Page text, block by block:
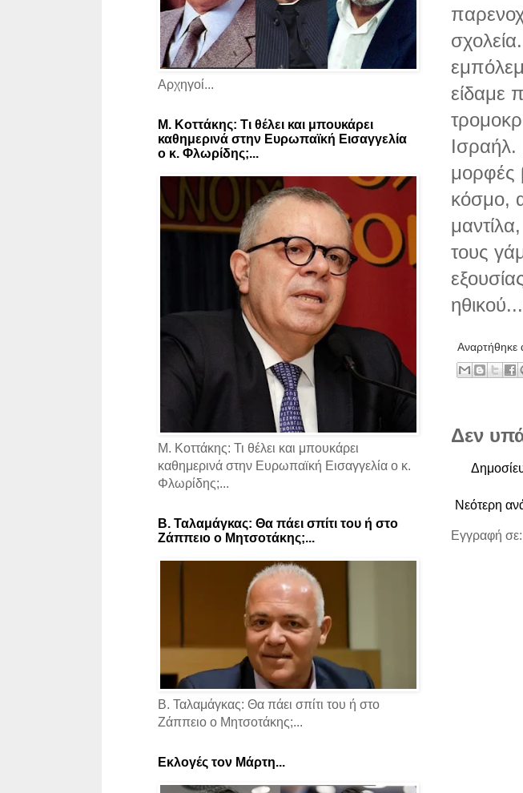
είδαμε
μορφές
κόσμο,
τους
Αναρτήθηκε
Δεν
Νεότερη
Εγγραφή σε:
Αρχηγοί...
Μ. Κοττάκης: Τι θέλει και μπουκάρει
καθημερινά στην Ευρωπαϊκή Εισαγγελία
ο κ. Φλωρίδης;...
Μ. Κοττάκης: Τι θέλει και μπουκάρει
καθημερινά στην Ευρωπαϊκή Εισαγγελία ο κ.
Φλωρίδης;...
Β. Ταλαμάγκας: Θα πάει σπίτι του ή στο
Ζάππειο ο Μητσοτάκης;...
Β. Ταλαμάγκας: Θα πάει σπίτι του ή στο
Ζάππειο ο Μητσοτάκης;...
Εκλογές τον Μάρτη...